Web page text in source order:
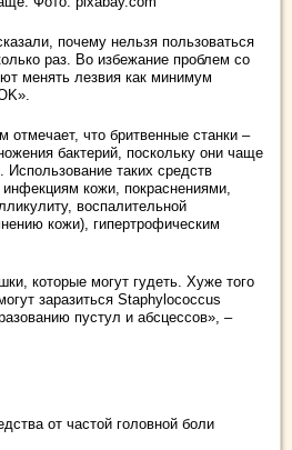
почему нельзя пользоваться
раз. Во избежание проблем со
менять лезвия как минимум
отмечает, что бритвенные станки –
бактерий, поскольку они чаще
таких средств
кожи, покраснениями,
воспалительной
кожи), гипертрофическим
которые могут гудеть. Хуже того
заразиться Staphylococcus
пустул и абсцессов», –
от частой головной боли